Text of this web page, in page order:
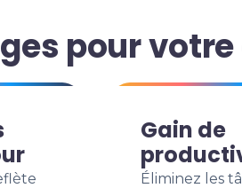
pour
Gain de
Éliminez les